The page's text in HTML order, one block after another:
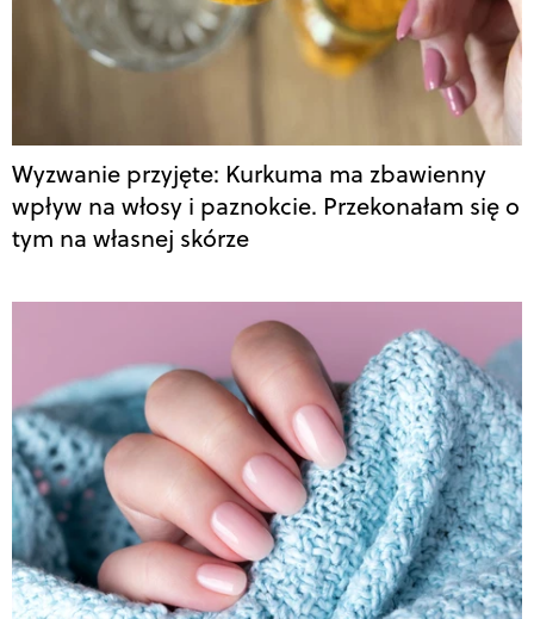
Wyzwanie przyjęte: Kurkuma ma zbawienny
wpływ na włosy i paznokcie. Przekonałam się o
tym na własnej skórze